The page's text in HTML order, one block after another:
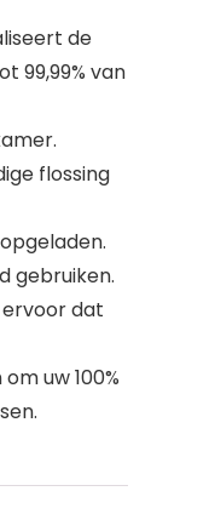
de
99,99% van
flossing
gebruiken.
dat
uw 100%